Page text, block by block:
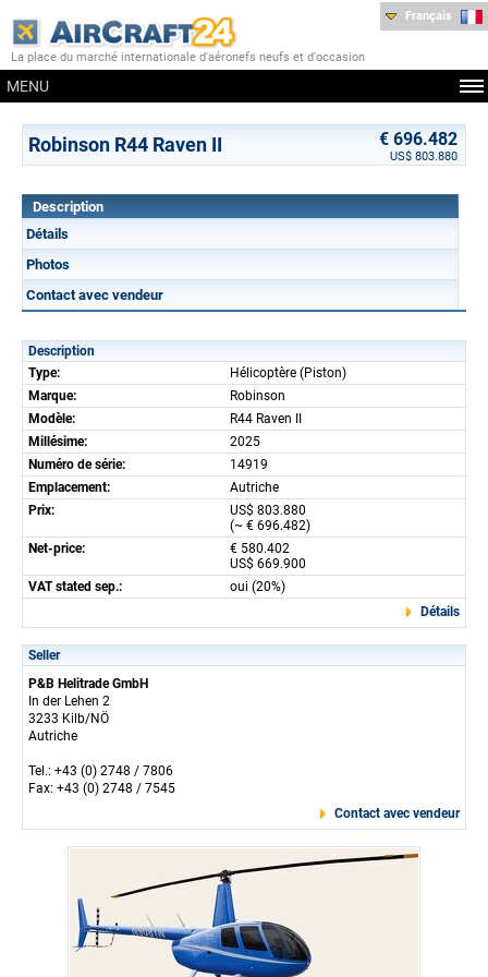
La place du marché internationale d'aéronefs neufs et d'occasion
MENU
Français
Robinson R44 Raven II € 696.482
US$ 803.880
Description
Détails
Photos
Contact avec vendeur
Description
Type:
Hélicoptère (Piston)
Marque:
Robinson
Modèle:
R44 Raven II
Millésime:
2025
Numéro de série:
14919
Emplacement:
Autriche
Prix:
US$ 803.880
(~ € 696.482)
Net-price:
€ 580.402
US$ 669.900
VAT stated sep.:
oui (20%)
Détails
Seller
P&B Helitrade GmbH
In der Lehen 2
3233 Kilb/NÖ
Autriche
Tel.: +43 (0) 2748 / 7806
Fax: +43 (0) 2748 / 7545
Contact avec vendeur